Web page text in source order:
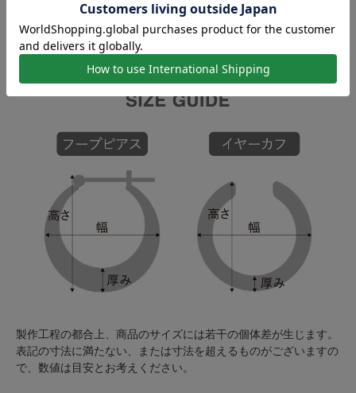
厚み：約3mm
【素材】シルバー925、K10イエローゴールド（ポスト部分）
【製造国】日本
【対象】メンズ / ユニセックス
製作工程の都合上、商品のサイズには若干の個体差が生じます。
表記の寸法に満たない、または寸法を超えるものがございますの
で、数値は目安とお考えください。